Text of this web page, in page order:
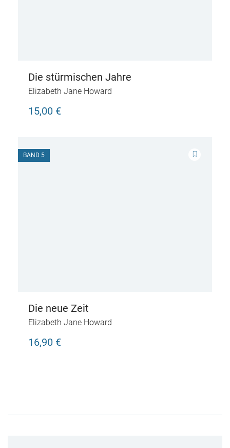
Die stürmischen Jahre
Elizabeth Jane Howard
15,00 €
BAND 5
Die neue Zeit
Elizabeth Jane Howard
16,90 €